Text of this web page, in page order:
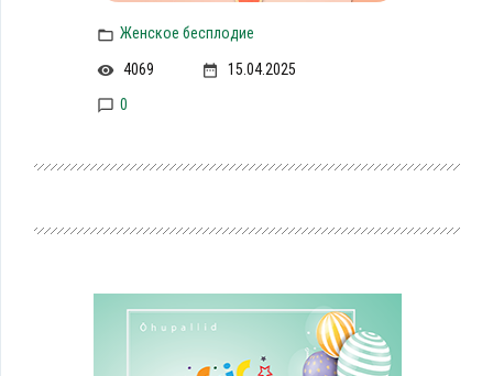
Женское бесплодие
4069 15.04.2025
0